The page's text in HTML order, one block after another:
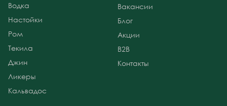
Водка
Настойки
Ром
Текила
Джин
Ликеры
Кальвадос
Вакансии
Блог
Акции
B2B
Контакты